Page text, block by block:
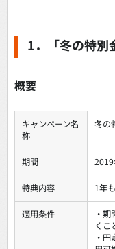
1．「冬の特別
概要
キャンペーン名
称
冬の
期間 2019
特典内容 1年
適用条件
・
くこ
・